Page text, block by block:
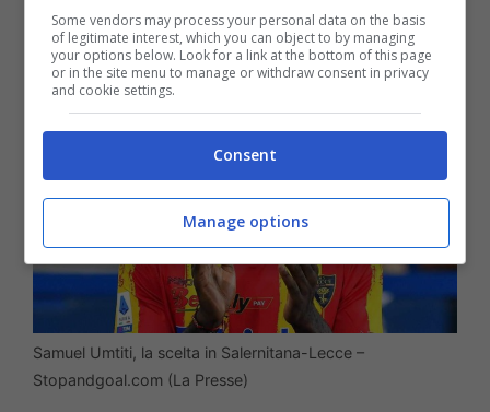
Samuel Umtiti, la scelta in Salernitana-Lecce –
Stopandgoal.com (La Presse)
Some vendors may process your personal data on the basis
of legitimate interest, which you can object to by managing
your options below. Look for a link at the bottom of this page
or in the site menu to manage or withdraw consent in privacy
and cookie settings.
Consent
Manage options